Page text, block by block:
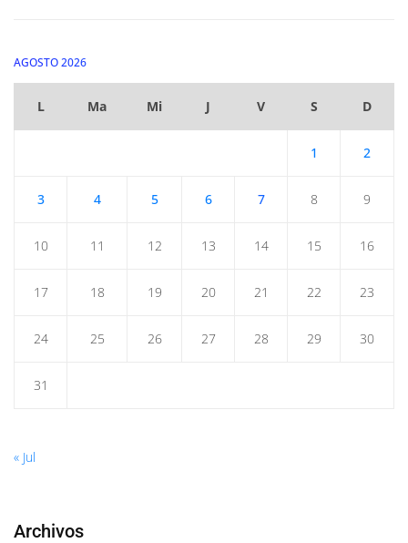
AGOSTO 2026
L Ma Mi J V S D
1 2
3 4 5 6 7 8 9
10 11 12 13 14 15 16
17 18 19 20 21 22 23
24 25 26 27 28 29 30
31
« Jul
Archivos